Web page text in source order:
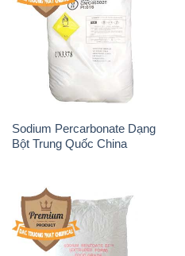
Sodium Percarbonate Dạng
Bột Trung Quốc China